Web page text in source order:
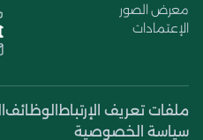
معرض الصور
الإعتمادات
ملفات تعريف الإرتباط الوظائف
سياسة الخصوصية